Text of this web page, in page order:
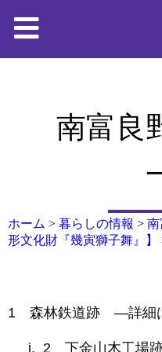
南富良
ホーム > 暮らしの情報 > 南
形文化財『幾寅獅子舞』】
1 森林鉄道跡 —詳細
2 下金山木工場